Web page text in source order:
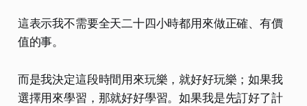
這表示我不需要全天二十四小時都用來做正確、有價
值的事。
而是我決定這段時間用來玩樂，就好好玩樂；如果我
選擇用來學習，那就好好學習。如果我是先訂好了計